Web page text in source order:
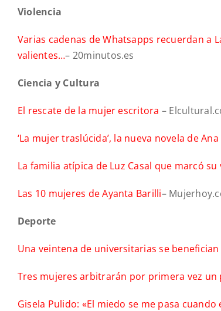
Violencia
Varias cadenas de Whatsapps recuerdan a
valientes…– 20minutos.es
Ciencia y Cultura
El rescate de la mujer escritora –
‘La mujer traslúcida’, la nueva novela de
La familia atípica de Luz Casal que marcó su
Las 10 mujeres de Ayanta Barilli–
Deporte
Una veintena de universitarias se
Tres mujeres arbitrarán por primera vez un
Gisela Pulido: «El miedo se me pasa cuando